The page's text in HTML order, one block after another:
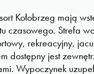
Kołobrzeg mają
czasowego. Strefa
rekreacyjny,
dostępny jest
Wypoczynek